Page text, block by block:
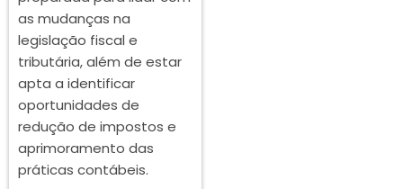
as mudanças na
legislação fiscal e
tributária, além de estar
apta a identificar
oportunidades de
redução de impostos e
aprimoramento das
práticas contábeis.